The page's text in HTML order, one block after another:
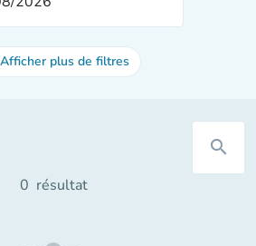
Afficher plus de filtres
search
0 résultat